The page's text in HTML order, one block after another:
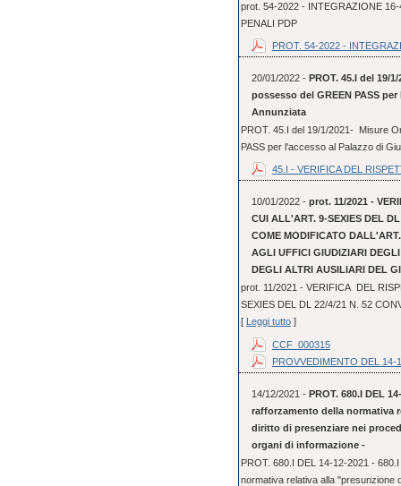
prot. 54-2022 - INTEGRAZIONE
PENALI PDP
PROT. 54-2022 -
20/01/2022 - PROT. 45.I del 19/
possesso del GREEN PASS
Annunziata
PROT. 45.I del 19/1/2021- Misure
PASS per l'accesso al Palazzo di
45.I - VERIFICA DEL
10/01/2022 - prot. 11/2021 -
CUI ALL'ART. 9-SEXIES DEL
COME MODIFICATO
AGLI UFFICI GIUDIZIARI
DEGLI ALTRI AUSILIARI DEL
prot. 11/2021 - VERIFICA DEL
SEXIES DEL DL 22/4/21 N. 52
[ Leggi tutto]
CCF_000315
PROVVEDIMENTO DEL 14-
14/12/2021 - PROT. 680.I DEL
rafforzamento della normativa
diritto di presenziare nei
organi di informazione -
PROT. 680.I DEL 14-12-2021 -
normativa relativa alla "presunzione